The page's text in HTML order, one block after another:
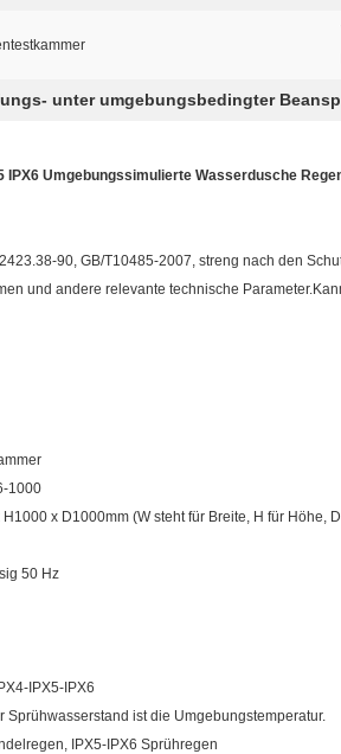
unter umgebungsbedingter
IPX6 Umgebungssimulierte Wasserdusche
90, GB/T10485-2007, streng nach den
und andere relevante technische
1000
x D1000mm (W steht für Breite, H für Höhe,
50 Hz
IPX5-IPX6
Sprühwasserstand ist die Umgebungstemperatur.
IPX5-IPX6 Sprühregen